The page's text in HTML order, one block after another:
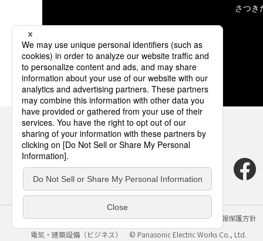
さつき
サイトのご利用にあたって クッキーポリシー
個人情報保護方針
電気・建築設備（ビジネス）
© Panasonic Electric Works Co., Ltd.